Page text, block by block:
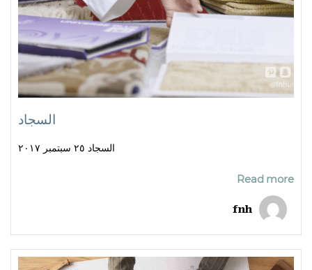
السجاد
السجاد ٢٥ سبتمبر ٢٠١٧
Read more
fnh